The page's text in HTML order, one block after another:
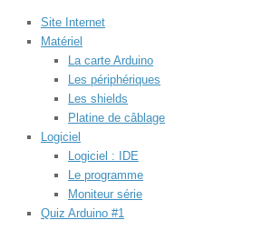
Site Internet
Matériel
La carte Arduino
Les périphériques
Les shields
Platine de câblage
Logiciel
Logiciel : IDE
Le programme
Moniteur série
Quiz Arduino #1